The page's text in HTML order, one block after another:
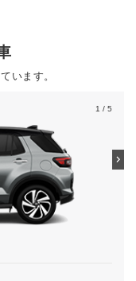
います。
1 / 5